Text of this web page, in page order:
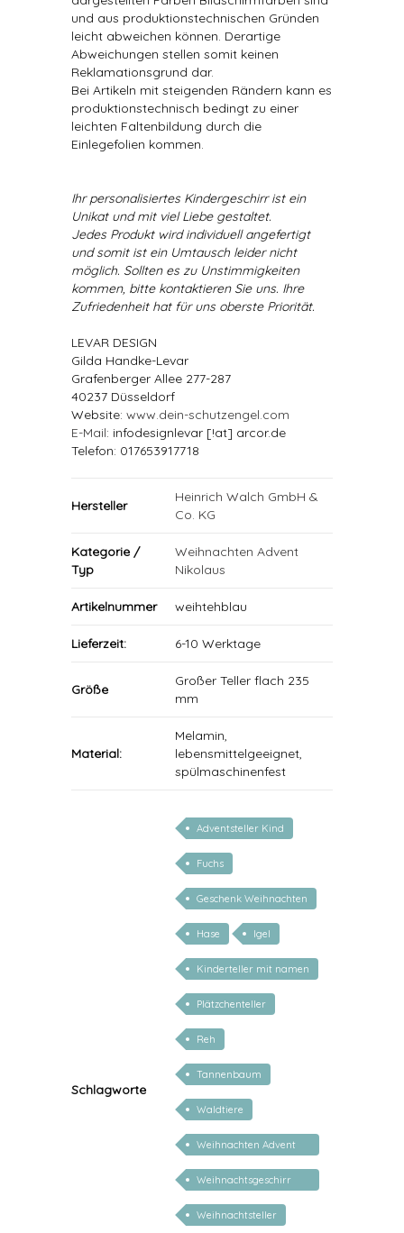
und aus produktionstechnischen Gründen
leicht abweichen können. Derartige
Abweichungen stellen somit keinen
Reklamationsgrund dar.
Bei Artikeln mit steigenden Rändern kann es
produktionstechnisch bedingt zu einer
leichten Faltenbildung durch die
Einlegefolien kommen.
Ihr personalisiertes Kindergeschirr ist ein
Unikat und mit viel Liebe gestaltet.
Jedes Produkt wird individuell angefertigt
und somit ist ein Umtausch leider nicht
möglich. Sollten es zu Unstimmigkeiten
kommen, bitte kontaktieren Sie uns. Ihre
Zufriedenheit hat für uns oberste Priorität.
LEVAR DESIGN
Gilda Handke-Levar
Grafenberger Allee 277-287
40237 Düsseldorf
Website: www.dein-schutzengel.com
E-Mail: infodesignlevar [!at] arcor.de
Telefon: 017653917718
Hersteller
Heinrich Walch GmbH &
Co. KG
Kategorie /
Typ
Weihnachten Advent
Nikolaus
Artikelnummer weihtehblau
Lieferzeit: 6-10 Werktage
Größe
Großer Teller flach 235
mm
Material:
Melamin,
lebensmittelgeeignet,
spülmaschinenfest
Schlagworte
Adventsteller Kind
Fuchs
Geschenk Weihnachten
Hase Igel
Kinderteller mit namen
Plätzchenteller
Reh
Tannenbaum
Waldtiere
Weihnachten Advent
Nikolaus
Weihnachtsgeschirr
Kinder
Weihnachtsteller